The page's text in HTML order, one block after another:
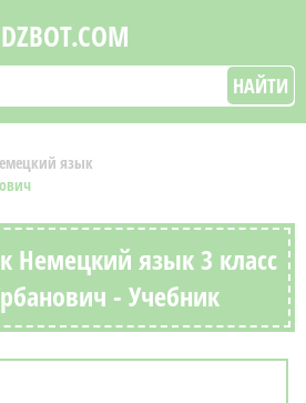
НАЙТИ
язык
Немецкий язык 3 класс
- Учебник